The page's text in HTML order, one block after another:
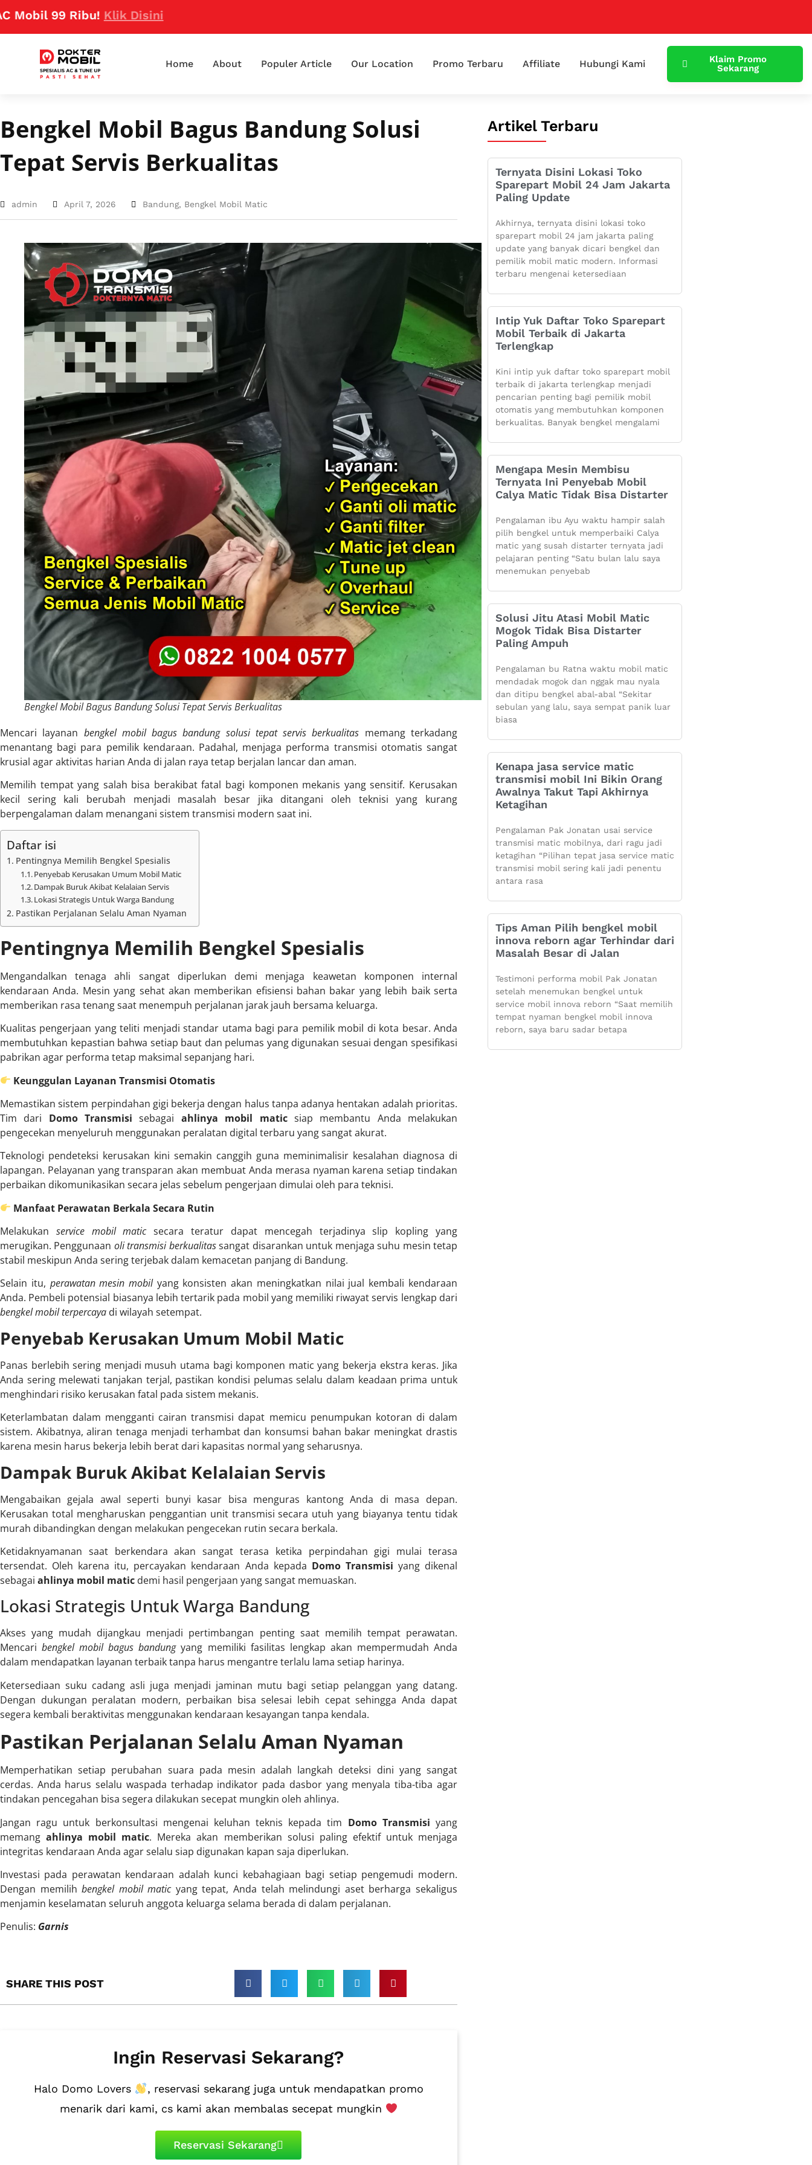
99 Ribu!Klik Disini
Home About Populer Article Our Location Promo Terbaru Affiliate Hubungi Kami
Klaim Promo
Sekarang
Bengkel Mobil Bagus Bandung Solusi
Tepat Servis Berkualitas
admin April 7, 2026 Bandung, Bengkel Mobil Matic
Bengkel Mobil Bagus Bandung Solusi Tepat Servis Berkualitas
Mencari layanan bengkel mobil bagus bandung solusi tepat servis berkualitas memang terkadang
menantang bagi para pemilik kendaraan. Padahal, menjaga performa transmisi otomatis sangat
krusial agar aktivitas harian Anda di jalan raya tetap berjalan lancar dan aman.
Memilih tempat yang salah bisa berakibat fatal bagi komponen mekanis yang sensitif. Kerusakan
kecil sering kali berubah menjadi masalah besar jika ditangani oleh teknisi yang kurang
berpengalaman dalam menangani sistem transmisi modern saat ini.
Daftar isi
Pentingnya Memilih Bengkel Spesialis
Penyebab Kerusakan Umum Mobil Matic
Dampak Buruk Akibat Kelalaian Servis
Lokasi Strategis Untuk Warga Bandung
Pastikan Perjalanan Selalu Aman Nyaman
Pentingnya Memilih Bengkel Spesialis
Mengandalkan tenaga ahli sangat diperlukan demi menjaga keawetan komponen internal
kendaraan Anda. Mesin yang sehat akan memberikan efisiensi bahan bakar yang lebih baik serta
memberikan rasa tenang saat menempuh perjalanan jarak jauh bersama keluarga.
Kualitas pengerjaan yang teliti menjadi standar utama bagi para pemilik mobil di kota besar. Anda
membutuhkan kepastian bahwa setiap baut dan pelumas yang digunakan sesuai dengan spesifikasi
pabrikan agar performa tetap maksimal sepanjang hari.
Keunggulan Layanan Transmisi Otomatis
Memastikan sistem perpindahan gigi bekerja dengan halus tanpa adanya hentakan adalah prioritas.
Tim dari Domo Transmisi sebagai ahlinya mobil maticsiap membantu Anda melakukan
pengecekan menyeluruh menggunakan peralatan digital terbaru yang sangat akurat.
Teknologi pendeteksi kerusakan kini semakin canggih guna meminimalisir kesalahan diagnosa di
lapangan. Pelayanan yang transparan akan membuat Anda merasa nyaman karena setiap tindakan
perbaikan dikomunikasikan secara jelas sebelum pengerjaan dimulai oleh para teknisi.
Manfaat Perawatan Berkala Secara Rutin
Melakukan service mobil maticsecara teratur dapat mencegah terjadinya slip kopling yang
merugikan. Penggunaan oli transmisi berkualitassangat disarankan untuk menjaga suhu mesin tetap
stabil meskipun Anda sering terjebak dalam kemacetan panjang di Bandung.
Selain itu, perawatan mesin mobilyang konsisten akan meningkatkan nilai jual kembali kendaraan
Anda. Pembeli potensial biasanya lebih tertarik pada mobil yang memiliki riwayat servis lengkap dari
bengkel mobil terpercaya di wilayah setempat.
Penyebab Kerusakan Umum Mobil Matic
Panas berlebih sering menjadi musuh utama bagi komponen matic yang bekerja ekstra keras. Jika
Anda sering melewati tanjakan terjal, pastikan kondisi pelumas selalu dalam keadaan prima untuk
menghindari risiko kerusakan fatal pada sistem mekanis.
Keterlambatan dalam mengganti cairan transmisi dapat memicu penumpukan kotoran di dalam
sistem. Akibatnya, aliran tenaga menjadi terhambat dan konsumsi bahan bakar meningkat drastis
karena mesin harus bekerja lebih berat dari kapasitas normal yang seharusnya.
Dampak Buruk Akibat Kelalaian Servis
Mengabaikan gejala awal seperti bunyi kasar bisa menguras kantong Anda di masa depan.
Kerusakan total mengharuskan penggantian unit transmisi secara utuh yang biayanya tentu tidak
murah dibandingkan dengan melakukan pengecekan rutin secara berkala.
Ketidaknyamanan saat berkendara akan sangat terasa ketika perpindahan gigi mulai terasa
tersendat. Oleh karena itu, percayakan kendaraan Anda kepada Domo Transmisi yang dikenal
sebagai ahlinya mobil matic demi hasil pengerjaan yang sangat memuaskan.
Lokasi Strategis Untuk Warga Bandung
Akses yang mudah dijangkau menjadi pertimbangan penting saat memilih tempat perawatan.
Mencaribengkel mobil bagus bandungyang memiliki fasilitas lengkap akan mempermudah Anda
dalam mendapatkan layanan terbaik tanpa harus mengantre terlalu lama setiap harinya.
Ketersediaan suku cadang asli juga menjadi jaminan mutu bagi setiap pelanggan yang datang.
Dengan dukungan peralatan modern, perbaikan bisa selesai lebih cepat sehingga Anda dapat
segera kembali beraktivitas menggunakan kendaraan kesayangan tanpa kendala.
Pastikan Perjalanan Selalu Aman Nyaman
Memperhatikan setiap perubahan suara pada mesin adalah langkah deteksi dini yang sangat
cerdas. Anda harus selalu waspada terhadap indikator pada dasbor yang menyala tiba-tiba agar
tindakan pencegahan bisa segera dilakukan secepat mungkin oleh ahlinya.
Jangan ragu untuk berkonsultasi mengenai keluhan teknis kepada tim Domo Transmisi yang
memangahlinya mobil matic. Mereka akan memberikan solusi paling efektif untuk menjaga
integritas kendaraan Anda agar selalu siap digunakan kapan saja diperlukan.
Investasi pada perawatan kendaraan adalah kunci kebahagiaan bagi setiap pengemudi modern.
Dengan memilihbengkel mobil maticyang tepat, Anda telah melindungi aset berharga sekaligus
menjamin keselamatan seluruh anggota keluarga selama berada di dalam perjalanan.
Penulis: Garnis
SHARE THIS POST​
Ingin Reservasi Sekarang?
Halo Domo Lovers
, reservasi sekarang juga untuk mendapatkan promo
menarik dari kami, cs kami akan membalas secepat mungkin
Reservasi Sekarang
Artikel Terbaru
Ternyata Disini Lokasi Toko
Sparepart Mobil 24 Jam Jakarta
Paling Update
Akhirnya, ternyata disini lokasi toko
sparepart mobil 24 jam jakarta paling
update yang banyak dicari bengkel dan
pemilik mobil matic modern. Informasi
terbaru mengenai ketersediaan
Intip Yuk Daftar Toko Sparepart
Mobil Terbaik di Jakarta
Terlengkap
Kini intip yuk daftar toko sparepart mobil
terbaik di jakarta terlengkap menjadi
pencarian penting bagi pemilik mobil
otomatis yang membutuhkan komponen
berkualitas. Banyak bengkel mengalami
Mengapa Mesin Membisu
Ternyata Ini Penyebab Mobil
Calya Matic Tidak Bisa Distarter
Pengalaman ibu Ayu waktu hampir salah
pilih bengkel untuk memperbaiki Calya
matic yang susah distarter ternyata jadi
pelajaran penting “Satu bulan lalu saya
menemukan penyebab
Solusi Jitu Atasi Mobil Matic
Mogok Tidak Bisa Distarter
Paling Ampuh
Pengalaman bu Ratna waktu mobil matic
mendadak mogok dan nggak mau nyala
dan ditipu bengkel abal-abal “Sekitar
sebulan yang lalu, saya sempat panik luar
biasa
Kenapa jasa service matic
transmisi mobil Ini Bikin Orang
Awalnya Takut Tapi Akhirnya
Ketagihan
Pengalaman Pak Jonatan usai service
transmisi matic mobilnya, dari ragu jadi
ketagihan “Pilihan tepat jasa service matic
transmisi mobil sering kali jadi penentu
antara rasa
Tips Aman Pilih bengkel mobil
innova reborn agar Terhindar dari
Masalah Besar di Jalan
Testimoni performa mobil Pak Jonatan
setelah menemukan bengkel untuk
service mobil innova reborn “Saat memilih
tempat nyaman bengkel mobil innova
reborn, saya baru sadar betapa